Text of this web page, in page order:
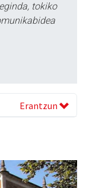
tokiko
Erantzun